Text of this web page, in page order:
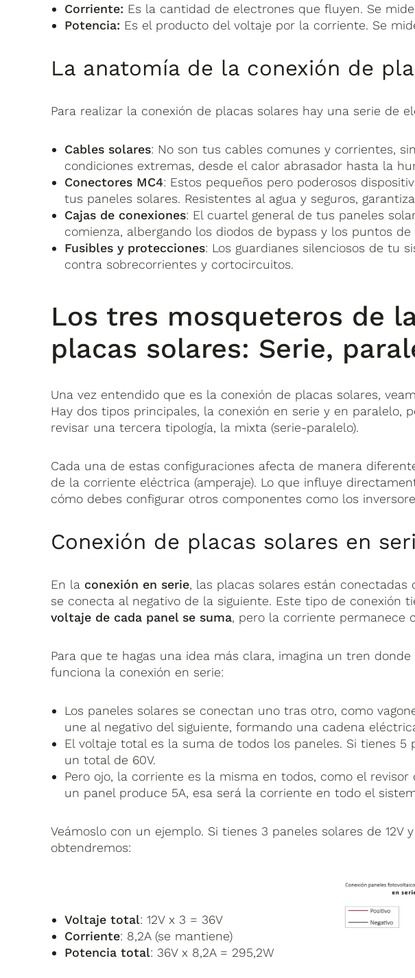
Corriente: Es la cantidad de electrones que fluyen. Se
Potencia: Es el producto del voltaje por la corriente. Se
La anatomía de la conexión de
Para realizar la conexión de placas solares hay una serie de
Cables solares: No son tus cables comunes y corrientes,
condiciones extremas, desde el calor abrasador hasta la
Conectores MC4: Estos pequeños pero poderosos
tus paneles solares. Resistentes al agua y seguros,
Cajas de conexiones: El cuartel general de tus paneles
comienza, albergando los diodos de bypass y los puntos
Fusibles y protecciones: Los guardianes silenciosos de tu
contra sobrecorrientes y cortocircuitos.
Los tres mosqueteros de
placas solares: Serie,
Una vez entendido que es la conexión de placas solares,
Hay dos tipos principales, la conexión en serie y en paralelo,
revisar una tercera tipología, la mixta (serie-paralelo).
Cada una de estas configuraciones afecta de manera
de la corriente eléctrica (amperaje). Lo que influye
cómo debes configurar otros componentes como los
Conexión de placas solares en
En la conexión en serie, las placas solares están
se conecta al negativo de la siguiente. Este tipo de conexión
voltaje de cada panel se suma, pero la corriente permanece
Para que te hagas una idea más clara, imagina un tren
funciona la conexión en serie:
Los paneles solares se conectan uno tras otro, como
une al negativo del siguiente, formando una cadena
El voltaje total es la suma de todos los paneles. Si tienes 5
un total de 60V.
Pero ojo, la corriente es la misma en todos, como el revisor
un panel produce 5A, esa será la corriente en todo el
Veámoslo con un ejemplo. Si tienes 3 paneles solares de 12V
obtendremos:
Voltaje total: 12V x 3 = 36V
Corriente: 8,2A (se mantiene)
Potencia total: 36V x 8,2A = 295,2W